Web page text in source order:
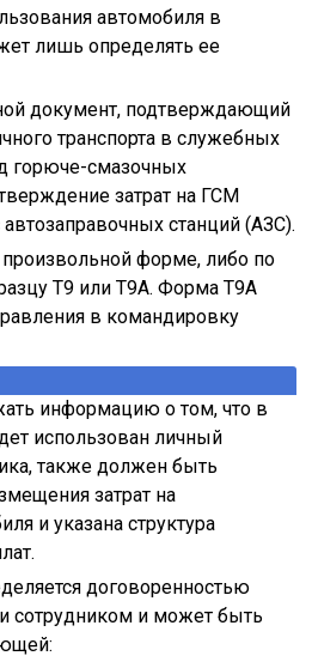
автомобиля в
лишь определять ее
документ, подтверждающий
транспорта в служебных
горюче-смазочных
затрат на ГСМ
станций (АЗС).
форме, либо по
Т9 или Т9А. Форма Т9А
в командировку
информацию о том, что в
использован личный
также должен быть
затрат на
и указана структура
договоренностью
сотрудником и может быть